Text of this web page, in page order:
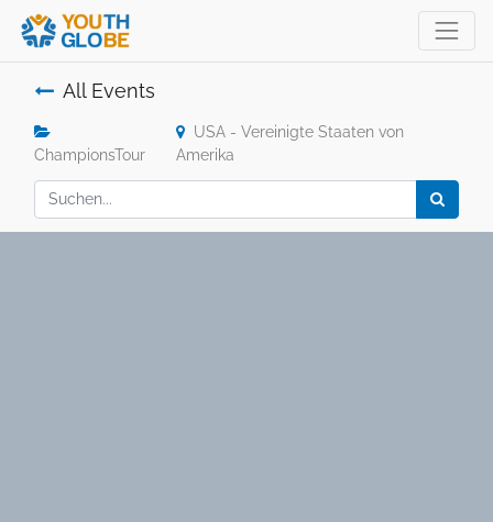
All Events
ChampionsTour
USA - Vereinigte Staaten von
Amerika